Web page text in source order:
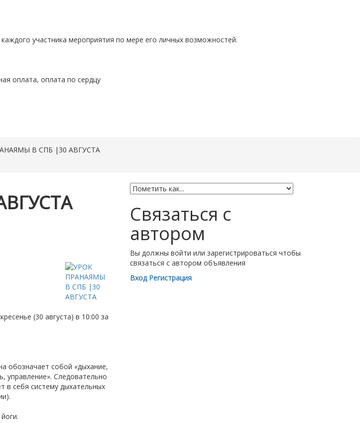
участника мероприятия по мере его личных возможностей.
оплата, оплата по сердцу
В СПБ |30 АВГУСТА
(30 августа) в 10:00 за
обозначает собой «дыхание,
управление». Следовательно
в себя систему дыхательных
Связаться с
автором
Вы должны войти или зарегистрироваться чтобы
связаться с автором объявления
Вход Регистрация